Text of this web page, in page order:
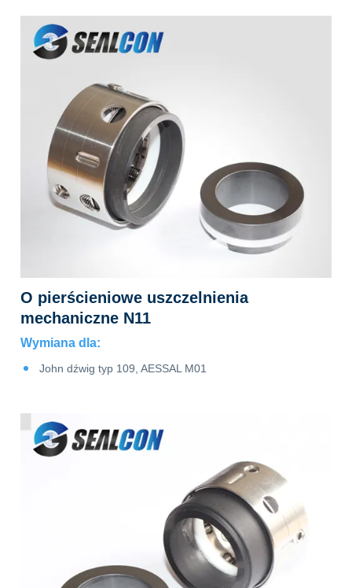
O pierścieniowe uszczelnienia
mechaniczne N11
Wymiana dla:
John dźwig typ 109, AESSAL M01